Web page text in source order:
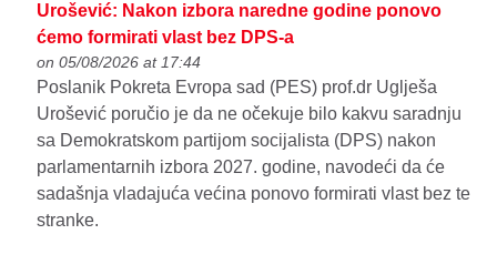
Urošević: Nakon izbora naredne godine ponovo
ćemo formirati vlast bez DPS-a
on 05/08/2026 at 17:44
Poslanik Pokreta Evropa sad (PES) prof.dr Uglješa
Urošević poručio je da ne očekuje bilo kakvu saradnju
sa Demokratskom partijom socijalista (DPS) nakon
parlamentarnih izbora 2027. godine, navodeći da će
sadašnja vladajuća većina ponovo formirati vlast bez te
stranke.